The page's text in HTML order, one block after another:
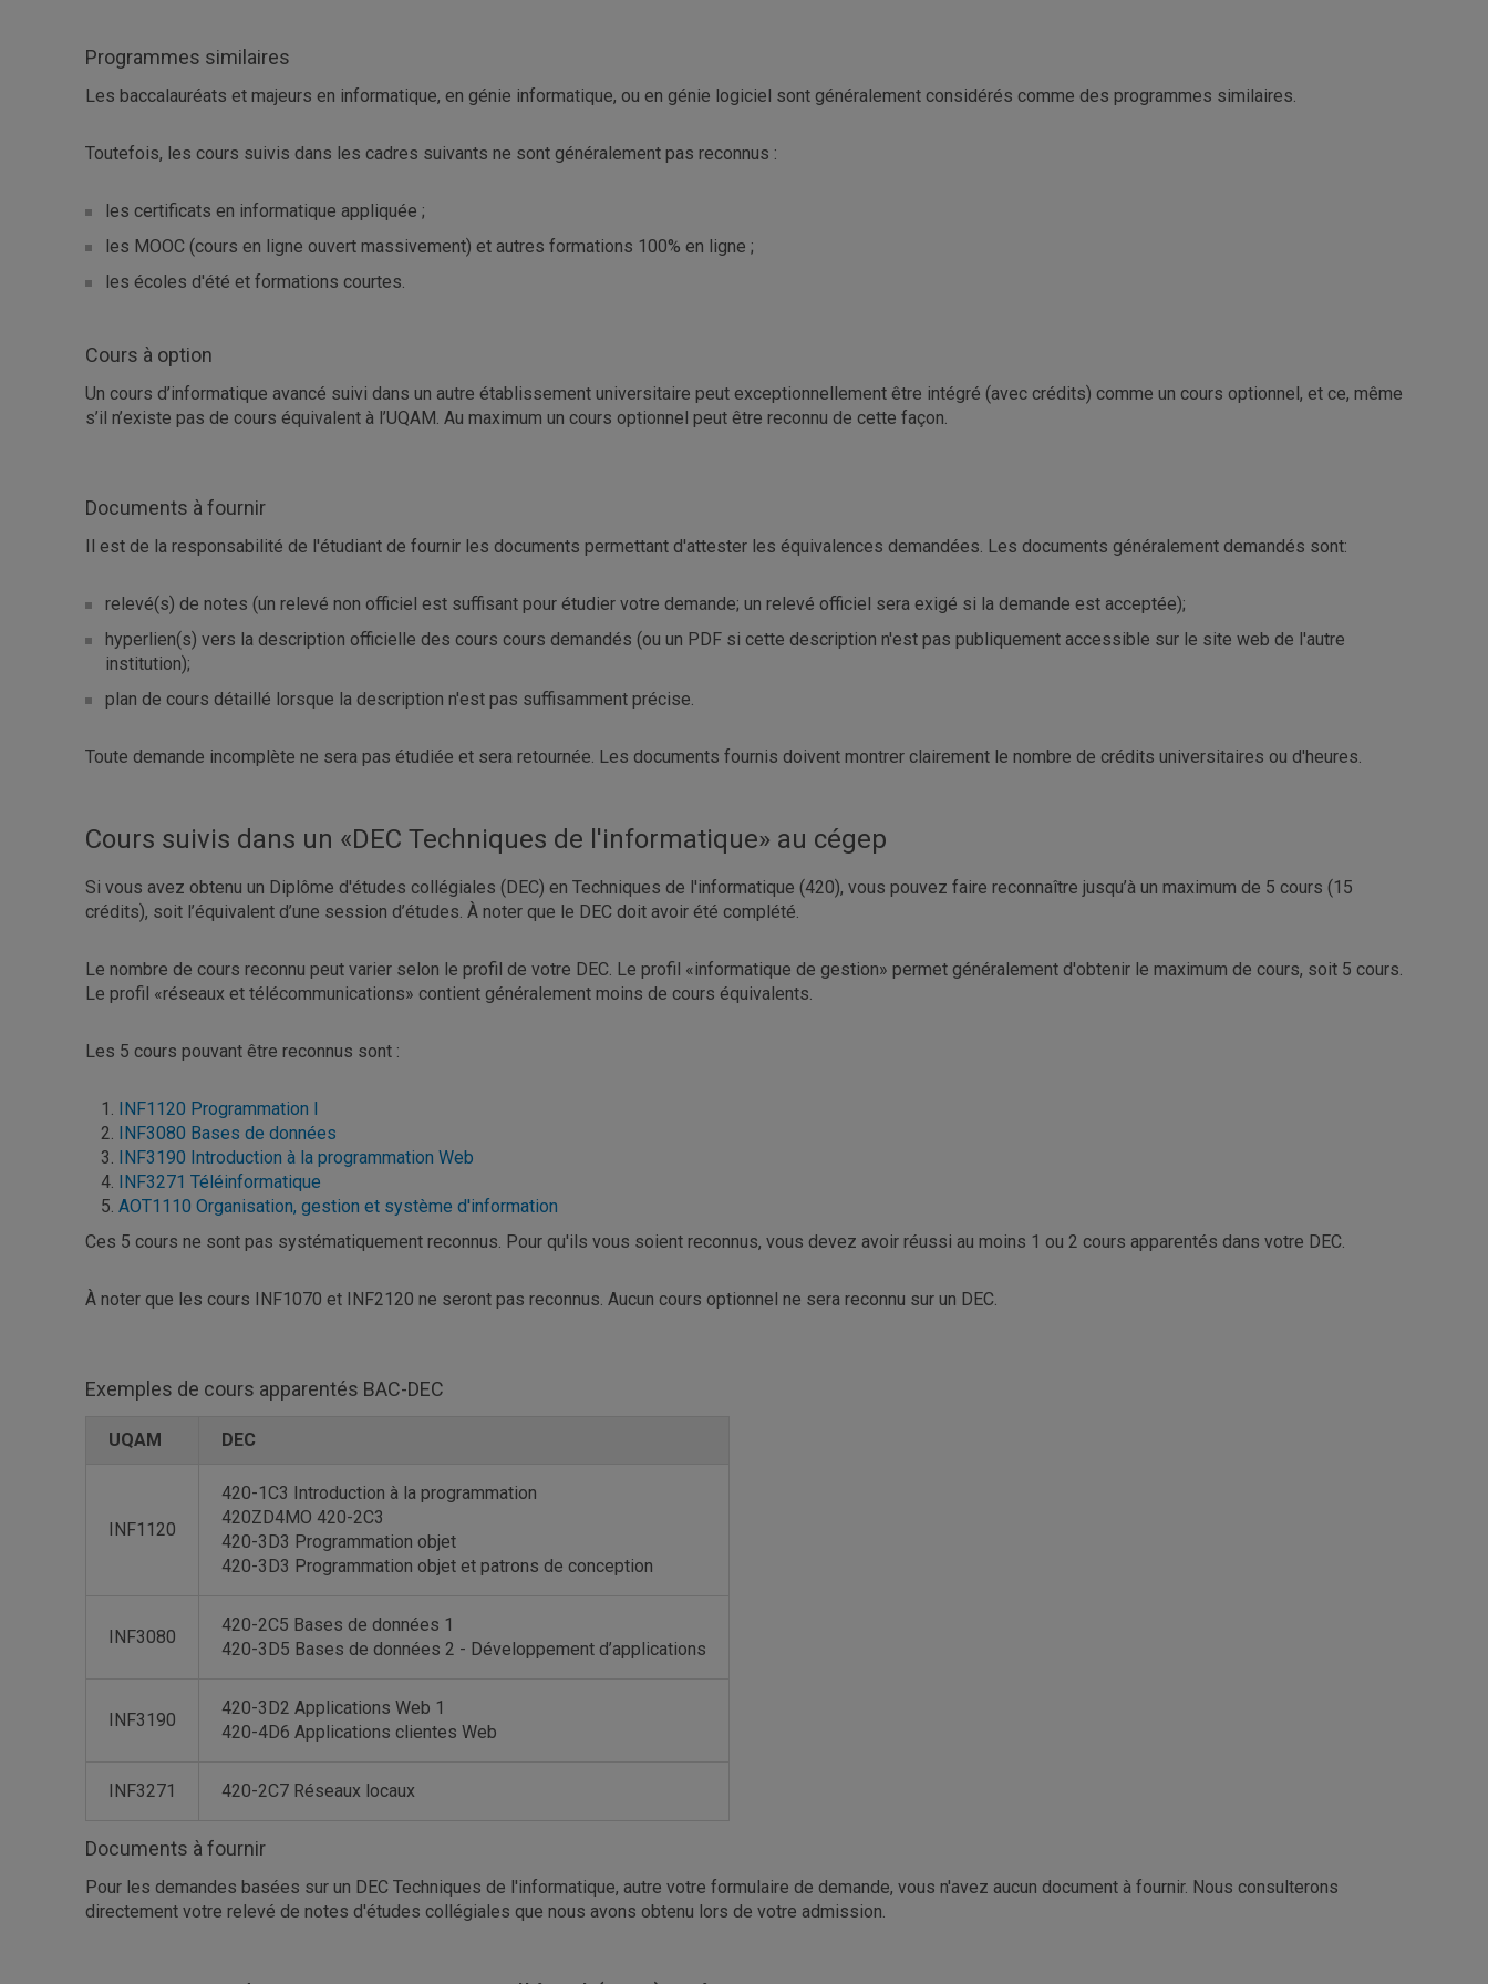
Programmes similaires
Les baccalauréats et majeurs en informatique, en génie informatique, ou en génie logiciel sont généralement considérés comme des programmes similaires.
Toutefois, les cours suivis dans les cadres suivants ne sont généralement pas reconnus :
les certificats en informatique appliquée ;
les MOOC (cours en ligne ouvert massivement) et autres formations 100% en ligne ;
les écoles d'été et formations courtes.
Cours à option
Un cours d’informatique avancé suivi dans un autre établissement universitaire peut exceptionnellement être intégré (avec crédits) comme un cours optionnel, et ce, même
s’il n’existe pas de cours équivalent à l’UQAM. Au maximum un cours optionnel peut être reconnu de cette façon.
Documents à fournir
Il est de la responsabilité de l'étudiant de fournir les documents permettant d'attester les équivalences demandées. Les documents généralement demandés sont:
relevé(s) de notes (un relevé non officiel est suffisant pour étudier votre demande; un relevé officiel sera exigé si la demande est acceptée);
hyperlien(s) vers la description officielle des cours cours demandés (ou un PDF si cette description n'est pas publiquement accessible sur le site web de l'autre
institution);
plan de cours détaillé lorsque la description n'est pas suffisamment précise.
Toute demande incomplète ne sera pas étudiée et sera retournée. Les documents fournis doivent montrer clairement le nombre de crédits universitaires ou d'heures.
Cours suivis dans un «DEC Techniques de l'informatique» au cégep
Si vous avez obtenu un Diplôme d'études collégiales (DEC) en Techniques de l'informatique (420), vous pouvez faire reconnaître jusqu’à un maximum de 5 cours (15
crédits), soit l’équivalent d’une session d’études. À noter que le DEC doit avoir été complété.
Le nombre de cours reconnu peut varier selon le profil de votre DEC. Le profil «informatique de gestion» permet généralement d'obtenir le maximum de cours, soit 5 cours.
Le profil «réseaux et télécommunications» contient généralement moins de cours équivalents.
Les 5 cours pouvant être reconnus sont :
INF1120 Programmation I
INF3080 Bases de données
INF3190 Introduction à la programmation Web
INF3271 Téléinformatique
AOT1110 Organisation, gestion et système d'information
Ces 5 cours ne sont pas systématiquement reconnus. Pour qu'ils vous soient reconnus, vous devez avoir réussi au moins 1 ou 2 cours apparentés dans votre DEC.
À noter que les cours INF1070 et INF2120 ne seront pas reconnus. Aucun cours optionnel ne sera reconnu sur un DEC.
Exemples de cours apparentés BAC-DEC
UQAM DEC
INF1120
420-1C3 Introduction à la programmation
420ZD4MO 420-2C3
420-3D3 Programmation objet
420-3D3 Programmation objet et patrons de conception
INF3080
420-2C5 Bases de données 1
420-3D5 Bases de données 2 - Développement d’applications
INF3190
420-3D2 Applications Web 1
420-4D6 Applications clientes Web
INF3271 420-2C7 Réseaux locaux
UQAM DEC
Documents à fournir
Pour les demandes basées sur un DEC Techniques de l'informatique, autre votre formulaire de demande, vous n'avez aucun document à fournir. Nous consulterons
directement votre relevé de notes d'études collégiales que nous avons obtenu lors de votre admission.